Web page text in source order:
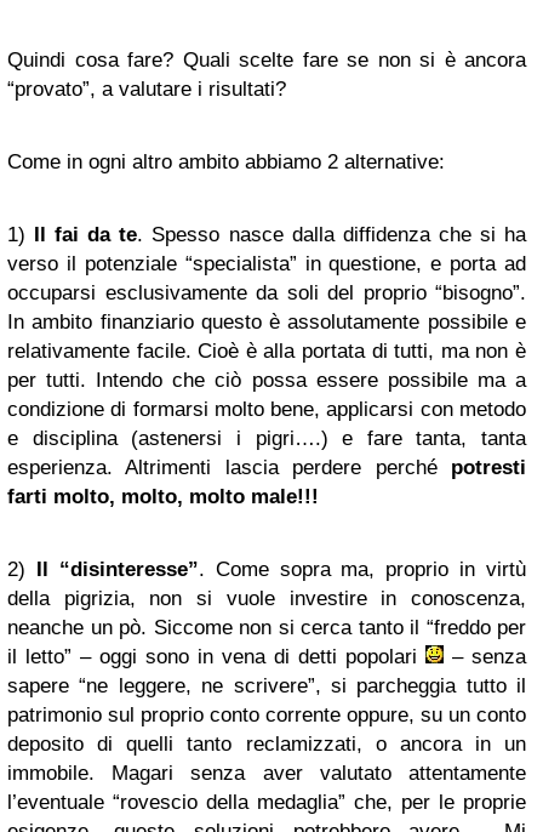
Quindi cosa fare? Quali scelte fare se non si è ancora
“provato”, a valutare i risultati?
Come in ogni altro ambito abbiamo 2 alternative:
1) Il fai da te. Spesso nasce dalla diffidenza che si ha
verso il potenziale “specialista” in questione, e porta ad
occuparsi esclusivamente da soli del proprio “bisogno”.
In ambito finanziario questo è assolutamente possibile e
relativamente facile. Cioè è alla portata di tutti, ma non è
per tutti. Intendo che ciò possa essere possibile ma a
condizione di formarsi molto bene, applicarsi con metodo
e disciplina (astenersi i pigri….) e fare tanta, tanta
esperienza. Altrimenti lascia perdere perché potresti
farti molto, molto, molto male!!!
2) Il “disinteresse”. Come sopra ma, proprio in virtù
della pigrizia, non si vuole investire in conoscenza,
neanche un pò. Siccome non si cerca tanto il “freddo per
il letto” – oggi sono in vena di detti popolari
– senza
sapere “ne leggere, ne scrivere”, si parcheggia tutto il
patrimonio sul proprio conto corrente oppure, su un conto
deposito di quelli tanto reclamizzati, o ancora in un
immobile. Magari senza aver valutato attentamente
l’eventuale “rovescio della medaglia” che, per le proprie